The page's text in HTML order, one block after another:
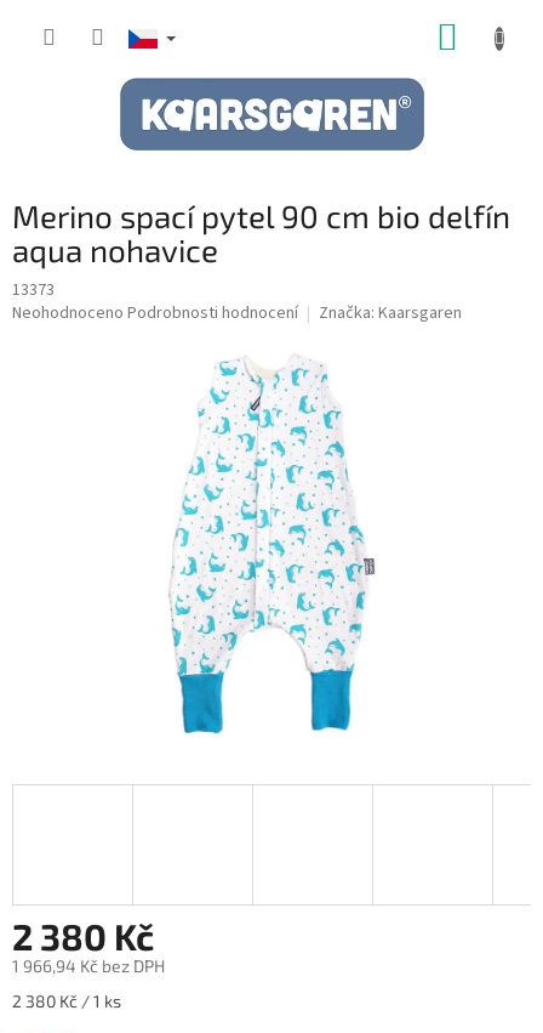
Merino spací pytel 90 cm bio delfín
aqua nohavice
13373
Průměrné
Neohodnoceno Podrobnosti hodnocení Značka: Kaarsgaren
2 380 Kč
1 966,94 Kč bez DPH
Měrná
2 380 Kč / 1 ks